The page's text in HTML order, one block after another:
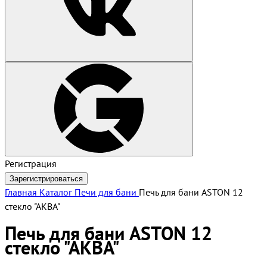
Регистрация
Зарегистрироваться
Главная Каталог Печи для бани Печь для бани ASTON 12
стекло "АКВА"
Печь для бани ASTON 12
стекло "АКВА"